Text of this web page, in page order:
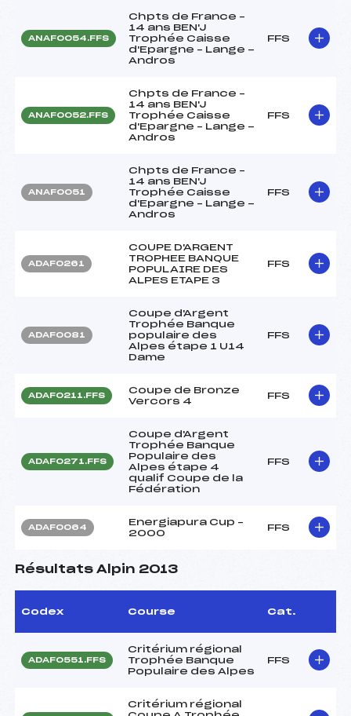
ANAF0054.FFS
Chpts de France –
14 ans BEN'J
Trophée Caisse
d'Epargne – Lange -
Andros
FFS
ANAF0052.FFS
Chpts de France –
14 ans BEN'J
Trophée Caisse
d'Epargne – Lange -
Andros
FFS
ANAF0051
Chpts de France –
14 ans BEN'J
Trophée Caisse
d'Epargne – Lange -
Andros
FFS
ADAF0261
COUPE D'ARGENT
TROPHEE BANQUE
POPULAIRE DES
ALPES ETAPE 3
FFS
ADAF0081
Coupe d'Argent
Trophée Banque
populaire des
Alpes étape 1 U14
Dame
FFS
ADAF0211.FFS
Coupe de Bronze
Vercors 4
FFS
ADAF0271.FFS
Coupe d'Argent
Trophée Banque
Populaire des
Alpes étape 4
qualif Coupe de la
Fédération
FFS
ADAF0064
Energiapura Cup –
2000
FFS
Résultats Alpin 2013
Codex Course Cat.
ADAF0551.FFS
Critérium régional
Trophée Banque
Populaire des Alpes
FFS
Critérium régional